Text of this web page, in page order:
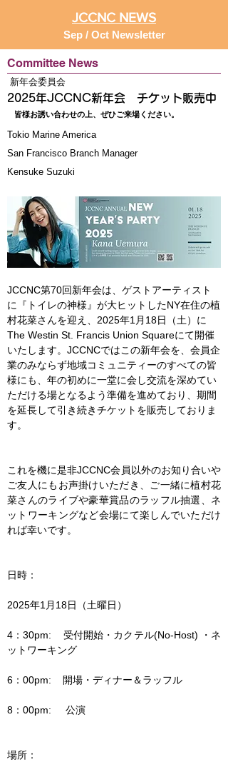
JCCNC NEWS
Sep / Oct Newsletter
Committee News
新年会委員会
2025年JCCNC新年会 チケット販売中
皆様お誘い合わせの上、ぜひご来場ください。
Tokio Marine America
San Francisco Branch Manager
Kensuke Suzuki
JCCNC第70回新年会は、ゲストアーティスト
に『トイレの神様』が大ヒットしたNY在住の植
村花菜さんを迎え、2025年1月18日（土）に
The Westin St. Francis Union Squareにて開催
いたします。JCCNCではこの新年会を、会員企
業のみならず地域コミュニティーのすべての皆
様にも、年の初めに一堂に会し交流を深めてい
ただける場となるよう準備を進めており、期間
を延長して引き続きチケットを販売しておりま
す。
これを機に是非JCCNC会員以外のお知り合いや
ご友人にもお声掛けいただき、ご一緒に植村花
菜さんのライブや豪華賞品のラッフル抽選、ネ
ットワーキングなど会場にて楽しんでいただけ
れば幸いです。
日時：
2025年1月18日（土曜日）
4：30pm:    受付開始・カクテル(No-Host) ・ネ
ットワーキング
6：00pm:    開場・ディナー＆ラッフル
8：00pm:     公演
場所：